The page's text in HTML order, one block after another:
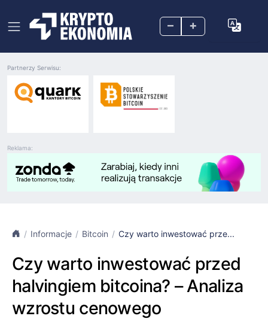
– +
Reklama:
Partnerzy Serwisu:
Informacje Bitcoin Czy warto inwestować prze...
Czy warto inwestować przed
halvingiem bitcoina? – Analiza
wzrostu cenowego